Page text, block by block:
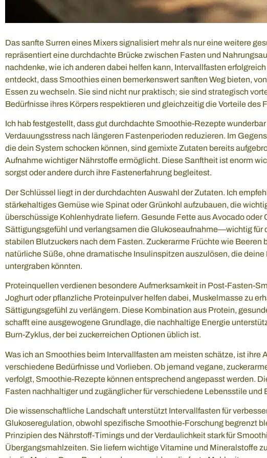
Das sanfte Surren eines Mixers signalisiert mehr als nur eine weitere
repräsentiert eine durchdachte Brücke zwischen Fasten und
nachdenke, wie ich anderen dabei helfen kann, Intervallfasten
entdeckt, dass Smoothies einen bemerkenswert sanften Weg bieten,
Essen zu wechseln. Sie sind nicht nur praktisch; sie sind strategisch
Bedürfnisse ihres Körpers respektieren und gleichzeitig die Vorteile des
Ich hab festgestellt, dass gut durchdachte Smoothie-Rezepte
Verdauungsstress nach längeren Fastenperioden reduzieren. Im
die dein System schocken können, sind gemixtе Zutaten bereits
Aufnahme wichtiger Nährstoffe ermöglicht. Diese Sanftheit ist enorm
sorgst oder andere durch ihre Fastenerfahrung begleitest.
Der Schlüssel liegt in der durchdachten Auswahl der Zutaten. Ich
stärkehaltiges Gemüse wie Spinat oder Grünkohl aufzubauen, die
überschüssige Kohlenhydrate liefern. Gesunde Fette aus Avocado oder
Sättigungsgefühl und verlangsamen die Glukoseaufnahme—wichtig für
stabilen Blutzuckers nach dem Fasten. Zuckerarme Früchte wie Beeren
natürliche Süße, ohne dramatische Insulinspitzen auszulösen, die
untergraben könnten.
Proteinquellen verdienen besondere Aufmerksamkeit in Post-Fasten-
Joghurt oder pflanzliche Proteinpulver helfen dabei, Muskelmasse zu
Sättigungsgefühl zu verlängern. Diese Kombination aus Protein,
schafft eine ausgewogene Grundlage, die nachhaltige Energie
Burn-Zyklus, der bei zuckerreichen Optionen üblich ist.
Was ich an Smoothies beim Intervallfasten am meisten schätze, ist ihre
verschiedene Bedürfnisse und Vorlieben. Ob jemand vegane,
verfolgt, Smoothie-Rezepte können entsprechend angepasst werden.
Fasten nachhaltiger und zugänglicher für verschiedene Lebensstile und
Die wissenschaftliche Landschaft unterstützt Intervallfasten für
Glukoseregulation, obwohl spezifische Smoothie-Forschung begrenzt
Prinzipien des Nährstoff-Timings und der Verdaulichkeit stark für
Übergangsmahlzeiten. Sie liefern wichtige Vitamine und Mineralstoffe